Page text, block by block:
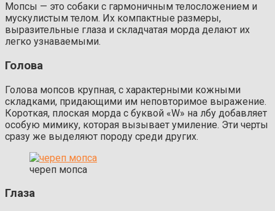
Мопсы — это собаки с гармоничным телосложением и
мускулистым телом. Их компактные размеры,
выразительные глаза и складчатая морда делают их
легко узнаваемыми.
Голова
Голова мопсов крупная, с характерными кожными
складками, придающими им неповторимое выражение.
Короткая, плоская морда с буквой «W» на лбу добавляет
особую мимику, которая вызывает умиление. Эти черты
сразу же выделяют породу среди других.
череп мопса
Глаза